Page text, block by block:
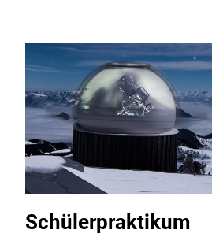
Schülerpraktikum